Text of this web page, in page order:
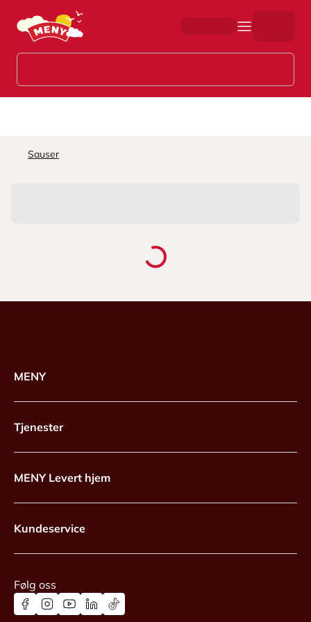
Hopp til hovedinnhold
Sauser
MENY
Tjenester
MENY Levert hjem
Kundeservice
Følg oss